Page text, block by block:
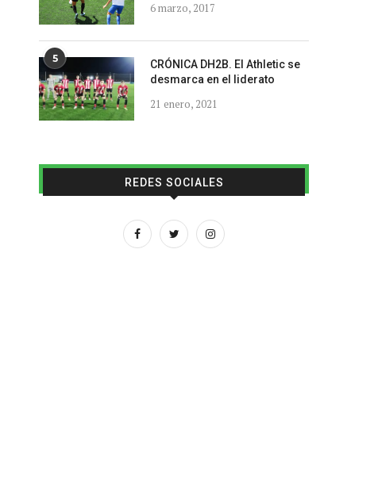
6 marzo, 2017
5
CRÓNICA DH2B. El Athletic se
desmarca en el liderato
21 enero, 2021
REDES SOCIALES